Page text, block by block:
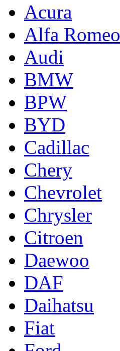
Acura
Alfa Romeo
Audi
BMW
BPW
BYD
Cadillac
Chery
Chevrolet
Chrysler
Citroen
Daewoo
DAF
Daihatsu
Fiat